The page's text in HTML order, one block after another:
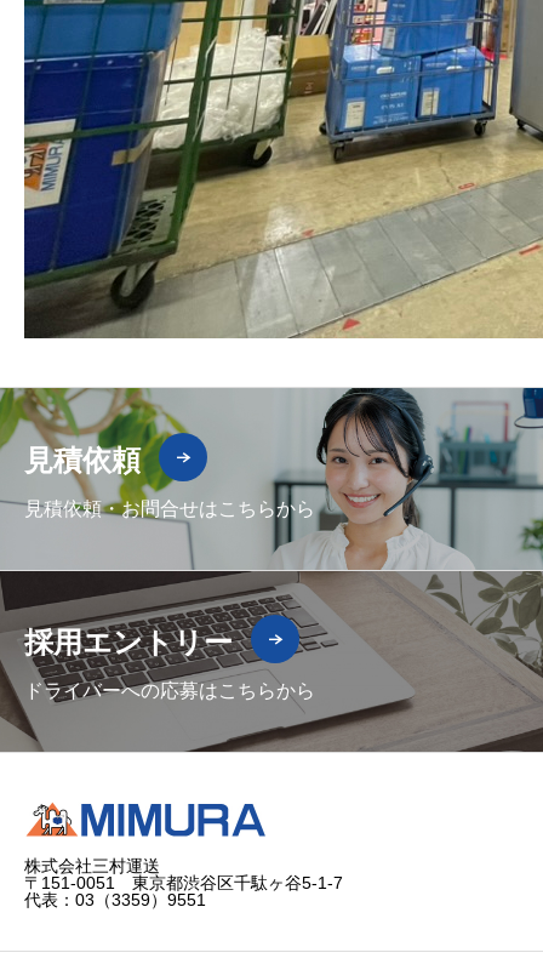
見積依頼
見積依頼・お問合せはこちらから
採用エントリー
ドライバーへの応募はこちらから
株式会社三村運送
〒151-0051 東京都渋谷区千駄ヶ谷5-1-7
代表：03（3359）9551